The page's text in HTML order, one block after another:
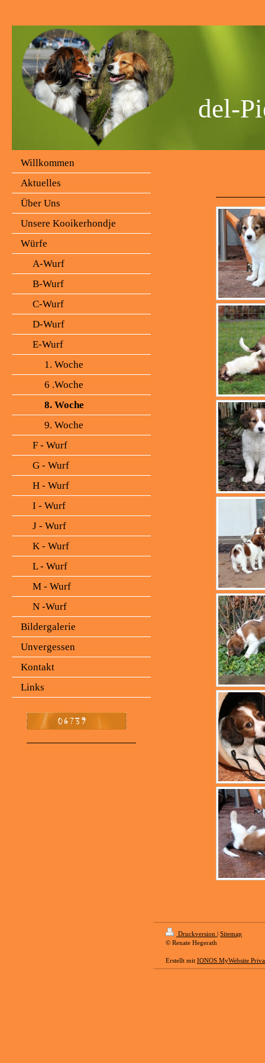
del-
Willkommen
Aktuelles
Über Uns
Unsere Kooikerhondje
Würfe
A-Wurf
B-Wurf
C-Wurf
D-Wurf
E-Wurf
1. Woche
6 .Woche
8. Woche
9. Woche
F - Wurf
G - Wurf
H - Wurf
I - Wurf
J - Wurf
K - Wurf
L - Wurf
M - Wurf
N -Wurf
Bildergalerie
Unvergessen
Kontakt
Links
Druckversion | Sitemap
© Renate Hegerath
Erstellt mit IONOS MyWebsite